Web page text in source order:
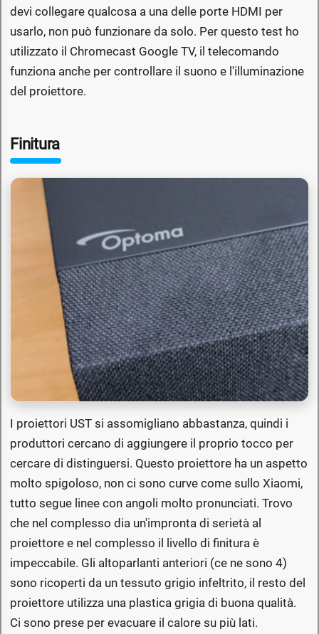
devi collegare qualcosa a una delle porte HDMI per
usarlo, non può funzionare da solo. Per questo test ho
utilizzato il Chromecast Google TV, il telecomando
funziona anche per controllare il suono e l'illuminazione
del proiettore.
Finitura
I proiettori UST si assomigliano abbastanza, quindi i
produttori cercano di aggiungere il proprio tocco per
cercare di distinguersi. Questo proiettore ha un aspetto
molto spigoloso, non ci sono curve come sullo Xiaomi,
tutto segue linee con angoli molto pronunciati. Trovo
che nel complesso dia un'impronta di serietà al
proiettore e nel complesso il livello di finitura è
impeccabile. Gli altoparlanti anteriori (ce ne sono 4)
sono ricoperti da un tessuto grigio infeltrito, il resto del
proiettore utilizza una plastica grigia di buona qualità.
Ci sono prese per evacuare il calore su più lati.